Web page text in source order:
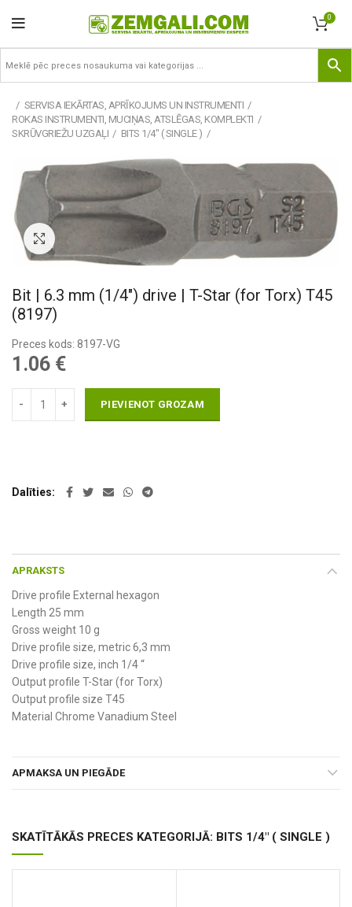
0
SERVISA IEKĀRTAS, APRĪKOJUMS UN INSTRUMENTI
ROKAS INSTRUMENTI, MUCIŅAS, ATSLĒGAS, KOMPLEKTI
SKRŪVGRIEŽU UZGAĻI
BITS 1/4" ( SINGLE )
Bit | 6.3 mm (1/4″) drive | T-Star (for Torx) T45
(8197)
Preces kods: 8197-VG
1.06 €
PIEVIENOT GROZAM
Dalīties
APRAKSTS
Drive profile External hexagon
Length 25 mm
Gross weight 10 g
Drive profile size, metric 6,3 mm
Drive profile size, inch 1/4 “
Output profile T-Star (for Torx)
Output profile size T45
Material Chrome Vanadium Steel
APMAKSA UN PIEGĀDE
SKATĪTĀKĀS PRECES KATEGORIJĀ: BITS 1/4" ( SINGLE )